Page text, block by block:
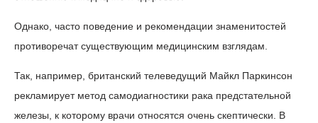
Однако, часто поведение и рекомендации знаменитостей
противоречат существующим медицинским взглядам.
Так, например, британский телеведущий Майкл Паркинсон
рекламирует метод самодиагностики рака предстательной
железы, к которому врачи относятся очень скептически. В